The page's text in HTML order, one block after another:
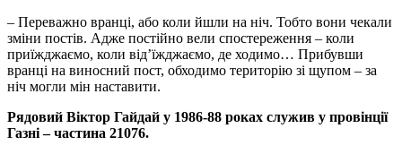
– Переважно вранці, або коли йшли на ніч. Тобто вони чекали
зміни постів. Адже постійно вели спостереження – коли
приїжджаємо, коли від’їжджаємо, де ходимо… Прибувши
вранці на виносний пост, обходимо територію зі щупом – за
ніч могли мін наставити.
Рядовий Віктор Гайдай у 1986-88 роках служив у провінції
Газні – частина 21076.